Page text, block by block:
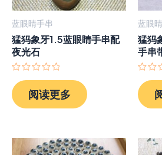
蓝眼睛手串
猛犸象牙1.5蓝眼睛手串配
夜光石
评
分
0
&sol;
阅读更多
蓝眼
猛犸
手串
评
分
0